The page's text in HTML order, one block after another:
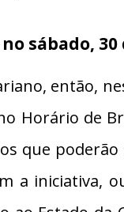
sábado,
então,
Horário de
que poderão
a iniciativa,